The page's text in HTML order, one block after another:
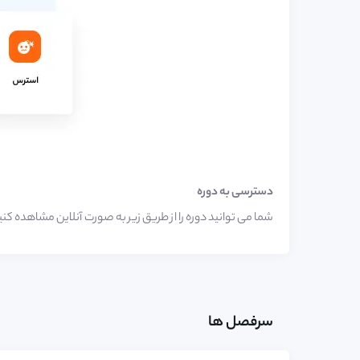
دسترسی به دوره
شما می توانید دوره را از طریق زیر به صورت آنلاین مشاهده
سرفصل ها